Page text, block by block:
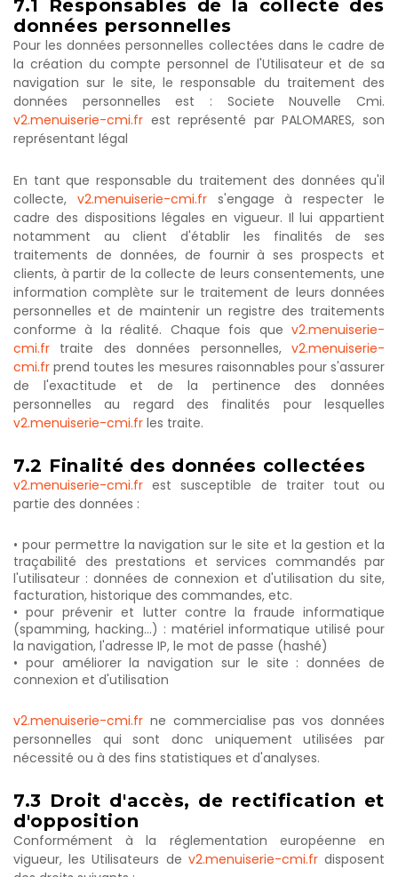
7.1 Responsables de la collecte des
données personnelles
Pour les données personnelles collectées dans le cadre de
la création du compte personnel de l'Utilisateur et de sa
navigation sur le site, le responsable du traitement des
données personnelles est : Societe Nouvelle Cmi.
v2.menuiserie-cmi.fr est représenté par PALOMARES, son
représentant légal
En tant que responsable du traitement des données qu'il
collecte, v2.menuiserie-cmi.frs'engage à respecter le
cadre des dispositions légales en vigueur. Il lui appartient
notamment au client d'établir les finalités de ses
traitements de données, de fournir à ses prospects et
clients, à partir de la collecte de leurs consentements, une
information complète sur le traitement de leurs données
personnelles et de maintenir un registre des traitements
conforme à la réalité. Chaque fois que v2.menuiserie-
cmi.fr traite des données personnelles, v2.menuiserie-
cmi.fr prend toutes les mesures raisonnables pour s'assurer
de l'exactitude et de la pertinence des données
personnelles au regard des finalités pour lesquelles
v2.menuiserie-cmi.fr les traite.
7.2 Finalité des données collectées
v2.menuiserie-cmi.fr est susceptible de traiter tout ou
partie des données :
• pour permettre la navigation sur le site et la gestion et la
traçabilité des prestations et services commandés par
l'utilisateur : données de connexion et d'utilisation du site,
facturation, historique des commandes, etc.
• pour prévenir et lutter contre la fraude informatique
(spamming, hacking…) : matériel informatique utilisé pour
la navigation, l'adresse IP, le mot de passe (hashé)
• pour améliorer la navigation sur le site : données de
connexion et d'utilisation
v2.menuiserie-cmi.fr ne commercialise pas vos données
personnelles qui sont donc uniquement utilisées par
nécessité ou à des fins statistiques et d'analyses.
7.3 Droit d'accès, de rectification et
d'opposition
Conformément à la réglementation européenne en
vigueur, les Utilisateurs de v2.menuiserie-cmi.frdisposent